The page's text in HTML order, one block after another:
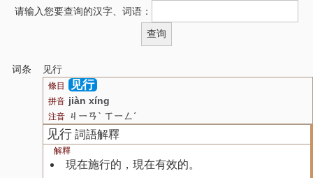
请输入您要查询的汉字、词语：
词条 见行
條目 见行
拼音 jiàn xíng
注音 ㄐㄧㄢˋ ㄒㄧㄥˊ
见行 詞語解釋
解釋
現在施行的，現在有效的。